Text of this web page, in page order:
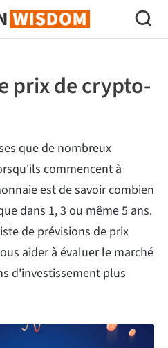
Sagesse
prix de crypto-
que de nombreux
commencent à
est de savoir combien
dans 1, 3 ou même 5 ans.
de prévisions de prix
aider à évaluer le marché
d'investissement plus